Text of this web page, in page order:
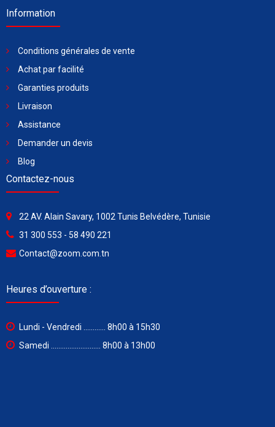
Information
Conditions générales de vente
Achat par facilité
Garanties produits
Livraison
Assistance
Demander un devis
Blog
Contactez-nous
22 AV. Alain Savary, 1002 Tunis Belvédère, Tunisie
31 300 553 - 58 490 221
Contact@zoom.com.tn
Heures d’ouverture :
Lundi - Vendredi ............ 8h00 à 15h30
Samedi ........................... 8h00 à 13h00